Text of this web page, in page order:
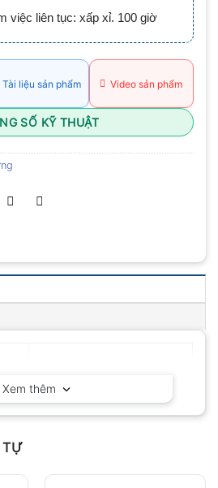
việc liên tục: xấp xỉ. 100 giờ
Tài liệu sản phẩm Video sản phẩm
SỐ KỸ THUẬT
Xem thêm
TỰ